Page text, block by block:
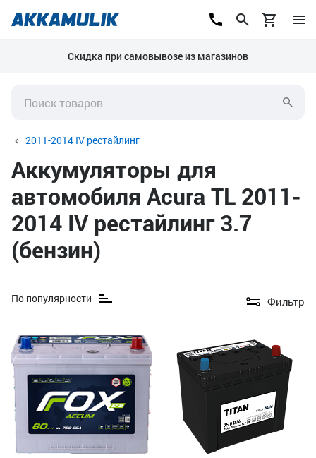
Скидка при самовывозе из магазинов
2011-2014 IV рестайлинг
Аккумуляторы для
автомобиля Acura TL 2011-
2014 IV рестайлинг 3.7
(бензин)
По популярности Фильтр